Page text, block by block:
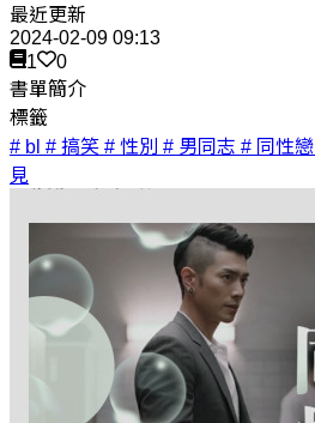
最近更新
2024-02-09 09:13
1
0
書單簡介
標籤
# bl # 搞笑 # 性別 # 男同志 # 同性戀
見